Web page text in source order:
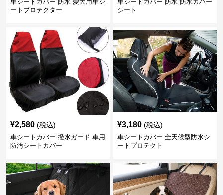
車シートカバー 防水 愛犬用車シ
ートプロテクター
車シートカバー 防水 防水カバー
シート
¥2,580 (税込)
車シートカバー 撥水ガード 車用
防汚シートカバー
¥3,180 (税込)
車シートカバー 全天候型防水シ
ートプロテクト